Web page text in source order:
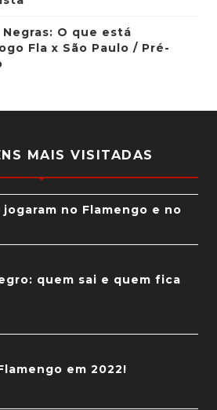
O que está
Fla x São Paulo / Pré-
MAIS VISITADAS
no Flamengo e no
quem sai e quem fica
em 2022!